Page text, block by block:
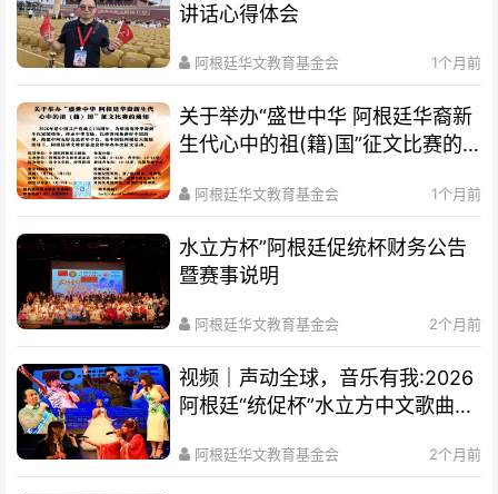
讲话心得体会
阿根廷华文教育基金会 1个月前
关于举办“盛世中华 阿根廷华裔新
生代心中的祖(籍)国”征文比赛的
阿根廷华文教育基金会 1个月前
水立方杯”阿根廷促统杯财务公告
暨赛事说明
阿根廷华文教育基金会 2个月前
视频｜声动全球，音乐有我:2026
阿根廷“统促杯”水立方中文歌曲大
阿根廷华文教育基金会 2个月前